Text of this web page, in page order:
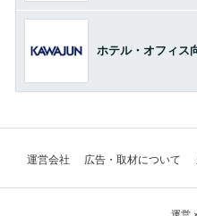
ホテル・オフィス
運営会社 広告・取材について